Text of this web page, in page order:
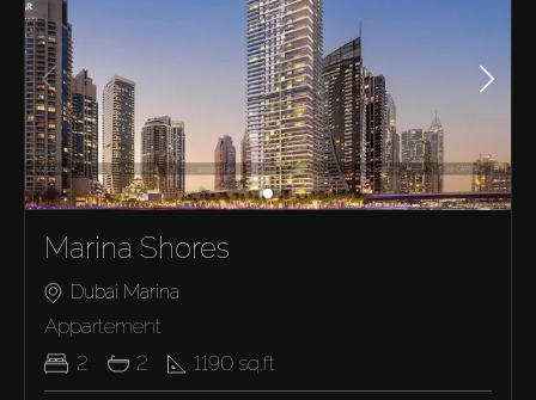
Marina Shores
Dubai Marina
Appartement
2
2 1190 sq.ft